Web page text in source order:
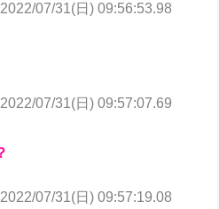
2022/07/31(日) 09:56:53.98
2022/07/31(日) 09:57:07.69
2022/07/31(日) 09:57:19.08